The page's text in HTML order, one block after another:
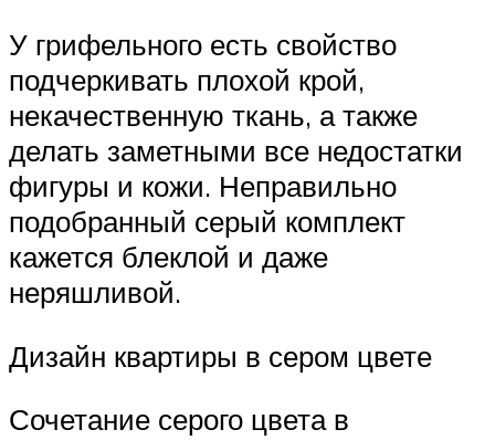
У грифельного есть свойство
подчеркивать плохой крой,
некачественную ткань, а также
делать заметными все недостатки
фигуры и кожи. Неправильно
подобранный серый комплект
кажется блеклой и даже
неряшливой.
Дизайн квартиры в сером цвете
Сочетание серого цвета в